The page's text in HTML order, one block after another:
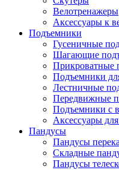
Велотренажеры
Аксессуары к
Подъемники
Гусеничные
Шагающие
Прикроватные
Подъемники
Лестничные
Передвижные
Подъемники с
Аксессуары
Пандусы
Пандусы
Складные
Пандусы